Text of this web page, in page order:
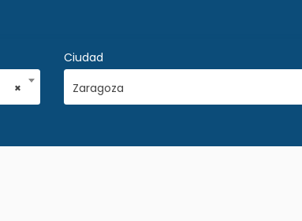
×
Ciudad
Zaragoza